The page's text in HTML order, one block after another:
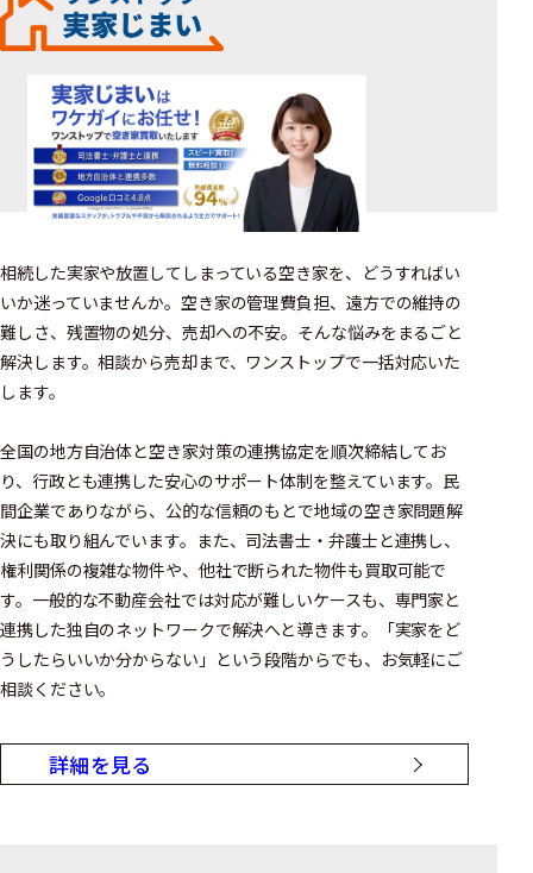
相続した実家や放置してしまっている空き家を、どうすればい
いか迷っていませんか。空き家の管理費負担、遠方での維持の
難しさ、残置物の処分、売却への不安。そんな悩みをまるごと
解決します。相談から売却まで、ワンストップで一括対応いた
します。
全国の地方自治体と空き家対策の連携協定を順次締結してお
り、行政とも連携した安心のサポート体制を整えています。民
間企業でありながら、公的な信頼のもとで地域の空き家問題解
決にも取り組んでいます。また、司法書士・弁護士と連携し、
権利関係の複雑な物件や、他社で断られた物件も買取可能で
す。一般的な不動産会社では対応が難しいケースも、専門家と
連携した独自のネットワークで解決へと導きます。「実家をど
うしたらいいか分からない」という段階からでも、お気軽にご
相談ください。
詳細を見る